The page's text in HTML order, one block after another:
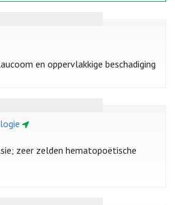
en oppervlakkige beschadiging
zeer zelden hematopoëtische